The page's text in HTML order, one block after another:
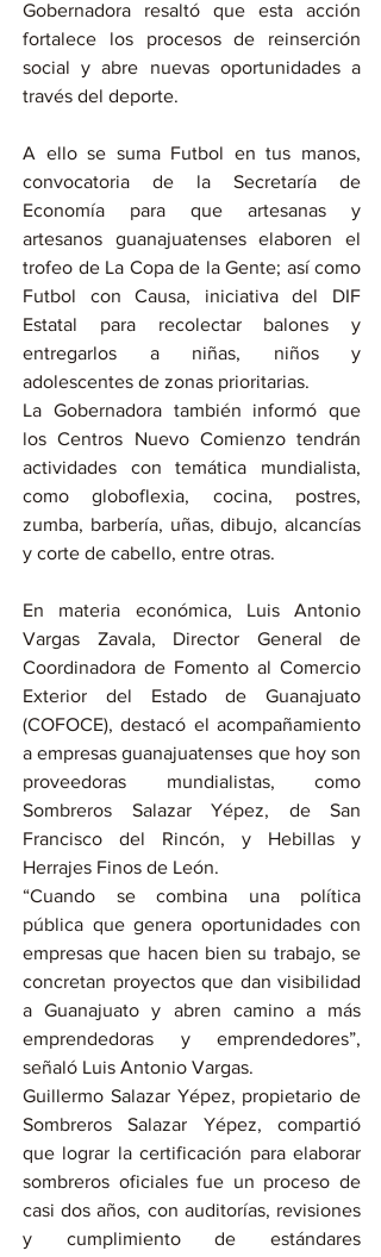
Gobernadora resaltó que esta acción
fortalece los procesos de reinserción
social y abre nuevas oportunidades a
través del deporte.
A ello se suma Futbol en tus manos,
convocatoria de la Secretaría de
Economía para que artesanas y
artesanos guanajuatenses elaboren el
trofeo de La Copa de la Gente; así como
Futbol con Causa, iniciativa del DIF
Estatal para recolectar balones y
entregarlos a niñas, niños y
adolescentes de zonas prioritarias.
La Gobernadora también informó que
los Centros Nuevo Comienzo tendrán
actividades con temática mundialista,
como globoflexia, cocina, postres,
zumba, barbería, uñas, dibujo, alcancías
y corte de cabello, entre otras.
En materia económica, Luis Antonio
Vargas Zavala, Director General de
Coordinadora de Fomento al Comercio
Exterior del Estado de Guanajuato
(COFOCE), destacó el acompañamiento
a empresas guanajuatenses que hoy son
proveedoras mundialistas, como
Sombreros Salazar Yépez, de San
Francisco del Rincón, y Hebillas y
Herrajes Finos de León.
“Cuando se combina una política
pública que genera oportunidades con
empresas que hacen bien su trabajo, se
concretan proyectos que dan visibilidad
a Guanajuato y abren camino a más
emprendedoras y emprendedores”,
señaló Luis Antonio Vargas.
Guillermo Salazar Yépez, propietario de
Sombreros Salazar Yépez, compartió
que lograr la certificación para elaborar
sombreros oficiales fue un proceso de
casi dos años, con auditorías, revisiones
y cumplimiento de estándares